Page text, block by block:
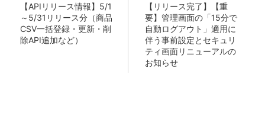
【APIリリース情報】5/1
～5/31リリース分（商品
CSV一括登録・更新・削
除API追加など）
【リリース完了】【重
要】管理画面の「15分で
自動ログアウト」適用に
伴う事前設定とセキュリ
ティ画面リニューアルの
お知らせ